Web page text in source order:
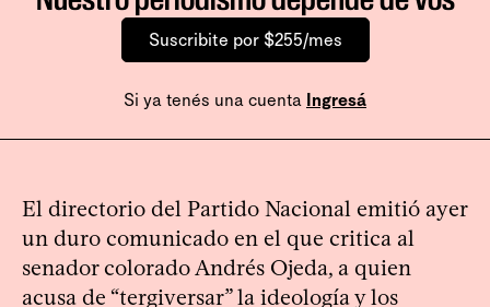
Suscribite por $255/mes
Si ya tenés una cuenta Ingresá
El directorio del Partido Nacional emitió ayer
un duro comunicado en el que critica al
senador colorado Andrés Ojeda, a quien
acusa de “tergiversar” la ideología y los